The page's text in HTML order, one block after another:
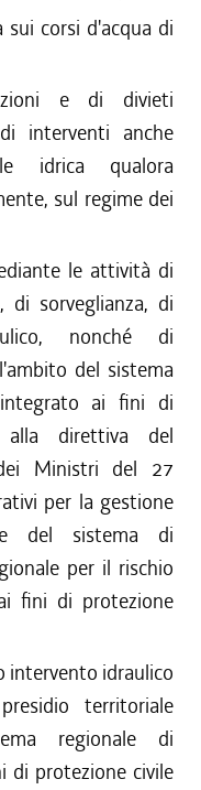
sui corsi d'acqua di
e di divieti
interventi anche
idrica qualora
sul regime dei
le attività di
di sorveglianza, di
nonché di
del sistema
ai fini di
direttiva del
Ministri del 27
per la gestione
del sistema di
per il rischio
fini di protezione
intervento idraulico
territoriale
regionale di
di protezione civile